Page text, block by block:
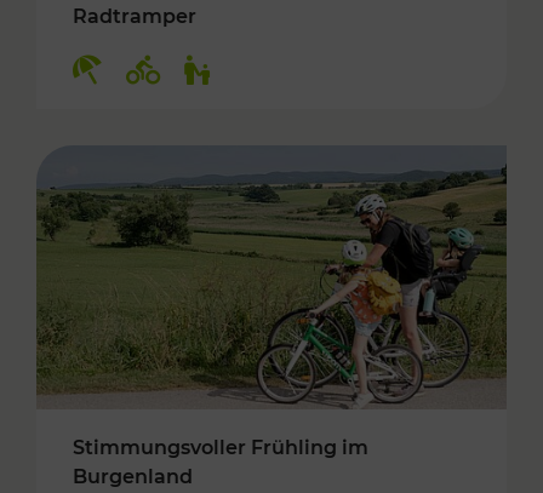
Radtramper
Stimmungsvoller Frühling im
Burgenland